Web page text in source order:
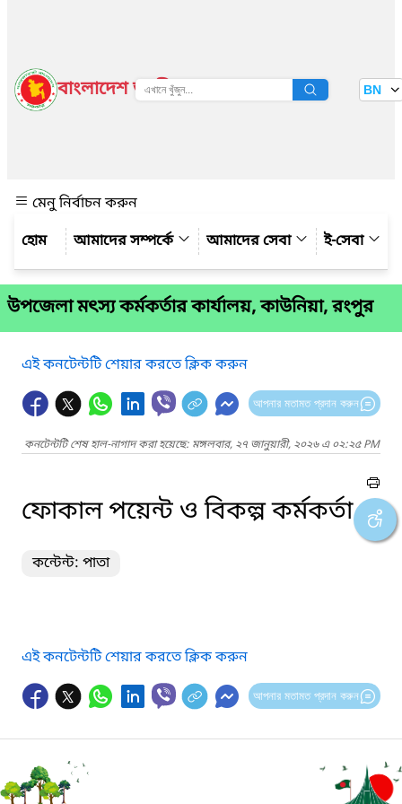
বাংলাদেশ জাতীয় তথ্য বাতায়ন BN
মেনু নির্বাচন করুন
আমাদের সম্পর্কে
আমাদের সেবা ই-সেবা
উপজেলা মৎস্য কর্মকর্তার কার্যালয়, কাউনিয়া, রংপুর
এই কনটেন্টটি শেয়ার করতে ক্লিক করুন
আপনার মতামত প্রদান করুন
কনটেন্টটি শেষ হাল-নাগাদ করা হয়েছে: মঙ্গলবার, ২৭ জানুয়ারী, ২০২৬ এ ০২:২৫ PM
ফোকাল পয়েন্ট ও বিকল্প কর্মকর্তা
কন্টেন্ট: পাতা
এই কনটেন্টটি শেয়ার করতে ক্লিক করুন
আপনার মতামত প্রদান করুন